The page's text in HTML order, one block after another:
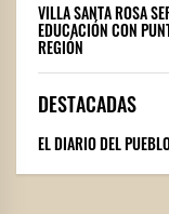
VILLA SANTA ROSA
EDUCACIÓN CON
REGIÓN
DESTACADAS
EL DIARIO DEL